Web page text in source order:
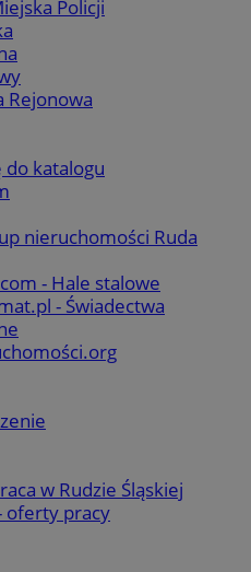
Policji
Rejonowa
katalogu
nieruchomości Ruda
- Hale stalowe
- Świadectwa
w Rudzie Śląskiej
oferty pracy